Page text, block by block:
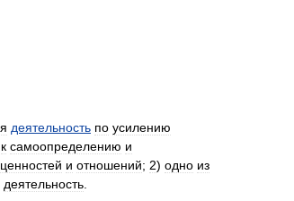
деятельность по усилению
к самоопределению и
ценностей и отношений; 2) одно из
деятельность